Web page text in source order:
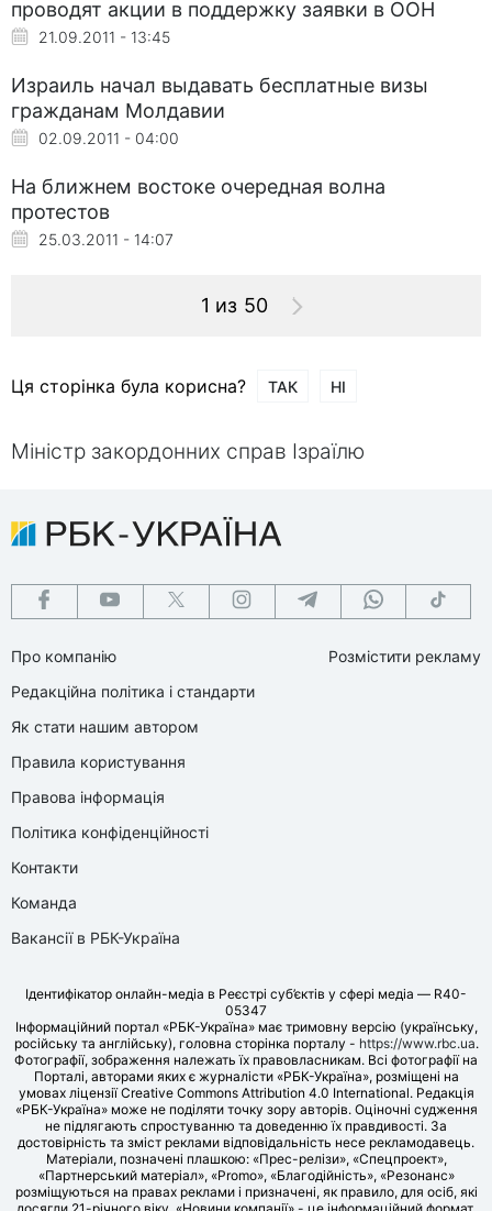
проводят акции в поддержку заявки в ООН
21.09.2011 - 13:45
Израиль начал выдавать бесплатные визы
гражданам Молдавии
02.09.2011 - 04:00
На ближнем востоке очередная волна
протестов
25.03.2011 - 14:07
1 из 50
Ця сторінка була корисна? ТАК НІ
Міністр закордонних справ Ізраїлю
Про компанію
Редакційна політика і стандарти
Як стати нашим автором
Правила користування
Правова інформація
Політика конфіденційності
Контакти
Команда
Вакансії в РБК-Україна
Розмістити рекламу
Ідентифікатор онлайн-медіа в Реєстрі суб’єктів у сфері медіа — R40-
05347
Інформаційний портал «РБК-Україна» має тримовну версію (українську,
російську та англійську), головна сторінка порталу - https://www.rbc.ua.
Фотографії, зображення належать їх правовласникам. Всі фотографії на
Порталі, авторами яких є журналісти «РБК-Україна», розміщені на
умовах ліцензії Creative Commons Attribution 4.0 International. Редакція
«РБК-Україна» може не поділяти точку зору авторів. Оціночні судження
не підлягають спростуванню та доведенню їх правдивості. За
достовірність та зміст реклами відповідальність несе рекламодавець.
Матеріали, позначені плашкою: «Прес-релізи», «Спецпроект»,
«Партнерський матеріал», «Promo», «Благодійність», «Резонанс»
розміщуються на правах реклами і призначені, як правило, для осіб, які